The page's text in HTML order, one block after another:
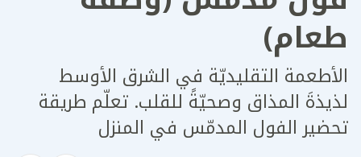
طعام)
الأطعمة التقليديّة في الشرق الأوسط
لذيذةَ المذاق وصحيّةً للقلب. تعلّم طريقة
تحضير الفول المدمّس في المنزل